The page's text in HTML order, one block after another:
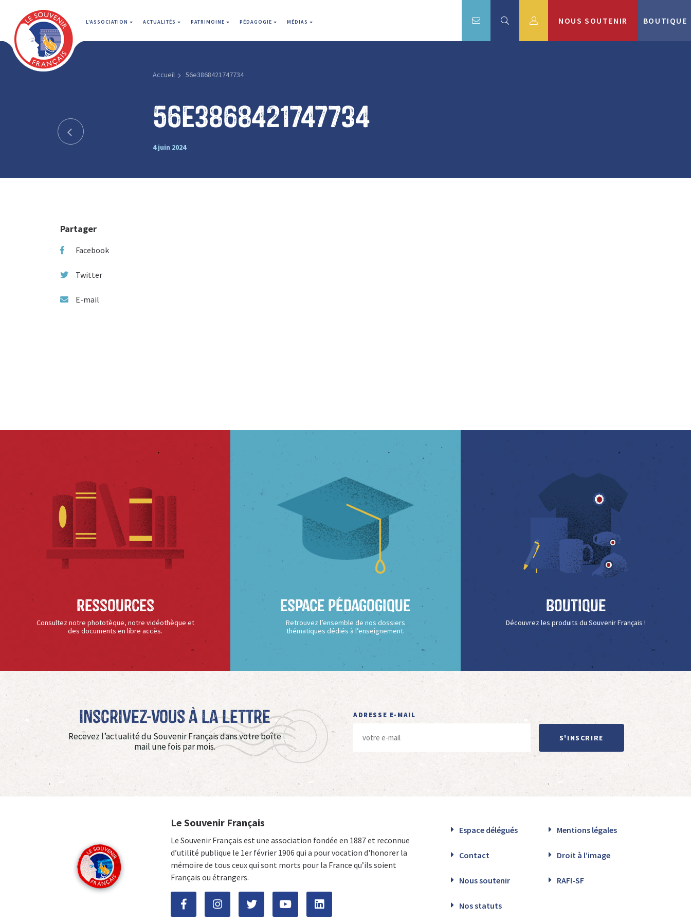
L'ASSOCIATION ACTUALITÉS PATRIMOINE PÉDAGOGIE MÉDIAS NOUS SOUTENIR BOUTIQUE
Accueil 56e3868421747734
56e3868421747734
4 juin 2024
Partager
Facebook
Twitter
E-mail
Ressources
Consultez notre phototèque, notre vidéothèque et
des documents en libre accès.
Espace Pédagogique
Retrouvez l’ensemble de nos dossiers
thématiques dédiés à l’enseignement.
Boutique
Découvrez les produits du Souvenir Français !
Inscrivez-vous à La Lettre
Recevez l’actualité du Souvenir Français dans votre boîte
mail une fois par mois.
ADRESSE E-MAIL
S'INSCRIRE
Le Souvenir Français
Le Souvenir Français est une association fondée en 1887 et reconnue
d’utilité publique le 1er février 1906 qui a pour vocation d'honorer la
mémoire de tous ceux qui sont morts pour la France qu’ils soient
Français ou étrangers.
Espace délégués Mentions légales
Contact Droit à l’image
Nous soutenir RAFI-SF
Nos statuts